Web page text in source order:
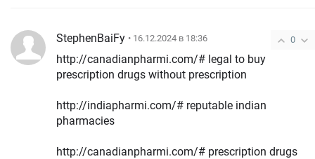
0
StephenBaiFy • 16.12.2024 в 18:36
http://canadianpharmi.com/# legal to buy
prescription drugs without prescription
http://indiapharmi.com/# reputable indian
pharmacies
http://canadianpharmi.com/# prescription drugs